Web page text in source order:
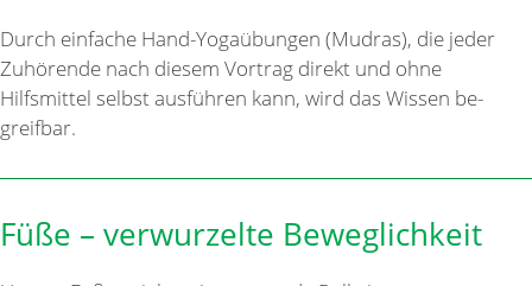
Durch einfache Hand-Yogaübungen (Mudras), die jeder
Zuhörende nach diesem Vortrag direkt und ohne
Hilfsmittel selbst ausführen kann, wird das Wissen be-
greifbar.
Füße – verwurzelte Beweglichkeit